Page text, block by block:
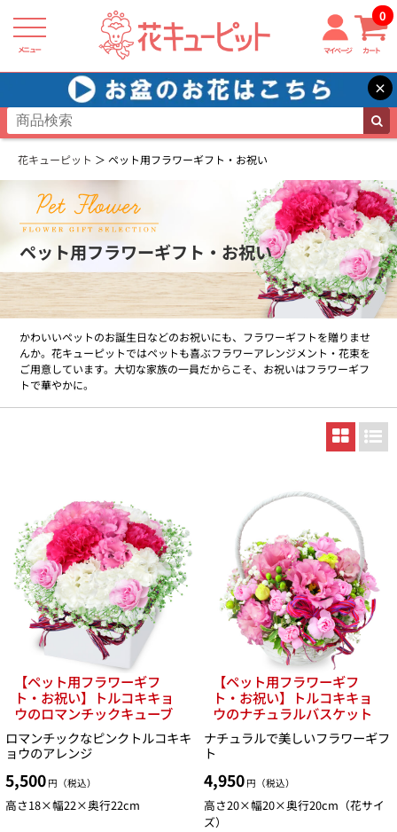
メニュー マイページ カート
0
×
花キューピット ペット用フラワーギフト・お祝い
ペット用フラワーギフト・お祝い
かわいいペットのお誕生日などのお祝いにも、フラワーギフトを贈りませ
んか。花キューピットではペットも喜ぶフラワーアレンジメント・花束を
ご用意しています。大切な家族の一員だからこそ、お祝いはフラワーギフ
トで華やかに。
【ペット用フラワーギフ
ト・お祝い】トルコキキョ
ウのロマンチックキューブ
ロマンチックなピンクトルコキキ
ョウのアレンジ
5,500 円（税込）
高さ18×幅22×奥行22cm
【ペット用フラワーギフ
ト・お祝い】トルコキキョ
ウのナチュラルバスケット
ナチュラルで美しいフラワーギフ
ト
4,950 円（税込）
高さ20×幅20×奥行20cm（花サイ
ズ）